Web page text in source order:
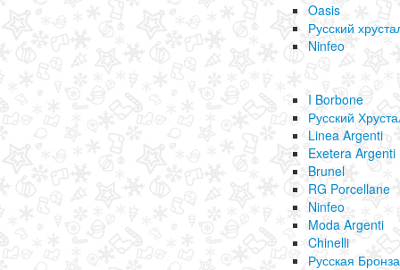
Oasis
Русский
Ninfeo
I Borbone
Русский
Linea Argenti
Exetera Argenti
Brunel
RG Porcellane
Ninfeo
Moda Argenti
Chinelli
Русская Бронза